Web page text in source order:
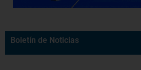
Boletín de Noticias